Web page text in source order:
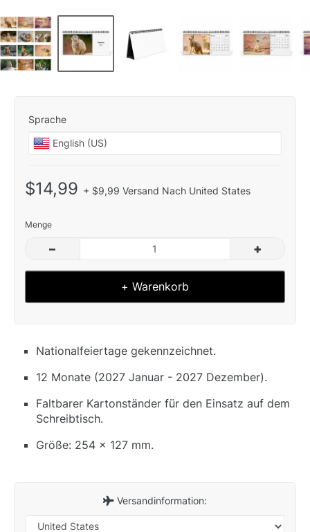
Sprache
$14,99 + $9,99 Versand Nach United States
Menge
– +
+ Warenkorb
Nationalfeiertage gekennzeichnet.
12 Monate (2027 Januar - 2027 Dezember).
Faltbarer Kartonständer für den Einsatz auf dem
Schreibtisch.
Größe: 254 x 127 mm.
Versandinformation: